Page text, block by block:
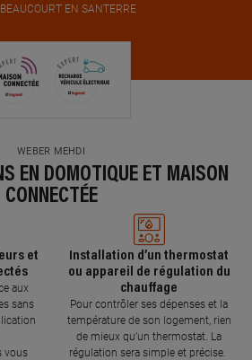
EN SANTERRE
WEBER MEHDI
EN DOMOTIQUE ET MAISON
CONNECTÉE
et
aux
sans
vous
Installation d’un thermostat
ou appareil de régulation du
chauffage
Pour contrôler ses dépenses et la
température de son logement, rien
de mieux qu’un thermostat. La
régulation sera simple et précise.